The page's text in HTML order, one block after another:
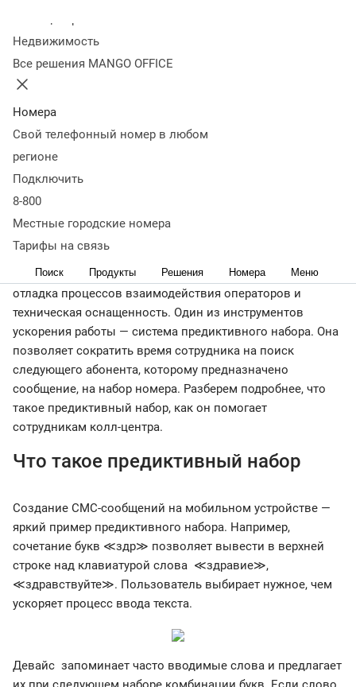
Недвижимость
Все решения MANGO OFFICE
Номера
Свой телефонный номер в любом
регионе
Подключить
8-800
Местные городские номера
Тарифы на связь
Поиск Продукты Решения Номера Меню
помощи системы
предиктивного набора
номера
13 июля 202325 024
Оглавление
Что такое предиктивный набор
действует
набора номера
Основная задача сотрудников колл-центра — охватить
большее количество абонентов. Для этого нужна
отладка процессов взаимодействия операторов и
техническая оснащенность. Один из инструментов
ускорения работы — система предиктивного набора. Она
позволяет сократить время сотрудника на поиск
следующего абонента, которому предназначено
сообщение, на набор номера. Разберем подробнее, что
такое предиктивный набор, как он помогает
сотрудникам колл-центра.
Что такое предиктивный набор
Создание СМС-сообщений на мобильном устройстве —
яркий пример предиктивного набора. Например,
сочетание букв ≪здр≫ позволяет вывести в верхней
строке над клавиатурой слова ≪здравие≫,
≪здравствуйте≫. Пользователь выбирает нужное, чем
ускоряет процесс ввода текста.
Девайс запоминает часто вводимые слова и предлагает